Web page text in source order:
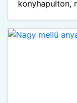
konyhapulton,